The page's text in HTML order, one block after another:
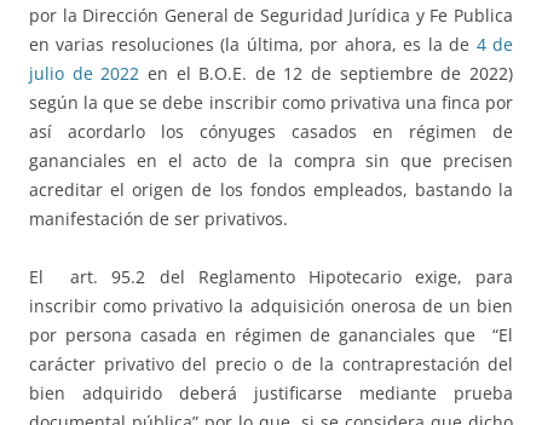
por la Dirección General de Seguridad Jurídica y Fe Publica
en varias resoluciones (la última, por ahora, es la de 4 de
julio de 2022 en el B.O.E. de 12 de septiembre de 2022)
según la que se debe inscribir como privativa una finca por
así acordarlo los cónyuges casados en régimen de
gananciales en el acto de la compra sin que precisen
acreditar el origen de los fondos empleados, bastando la
manifestación de ser privativos.
El art. 95.2 del Reglamento Hipotecario exige, para
inscribir como privativo la adquisición onerosa de un bien
por persona casada en régimen de gananciales que “El
carácter privativo del precio o de la contraprestación del
bien adquirido deberá justificarse mediante prueba